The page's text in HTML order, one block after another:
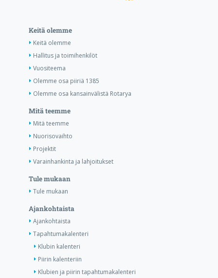
Keitä olemme
Keitä olemme
Hallitus ja toimihenkilöt
Vuositeema
Olemme osa piiriä 1385
Olemme osa kansainvälistä Rotarya
Mitä teemme
Mitä teemme
Nuorisovaihto
Projektit
Varainhankinta ja lahjoitukset
Tule mukaan
Tule mukaan
Ajankohtaista
Ajankohtaista
Tapahtumakalenteri
Klubin kalenteri
Piirin kalenteriin
Klubien ja piirin tapahtumakalenteri